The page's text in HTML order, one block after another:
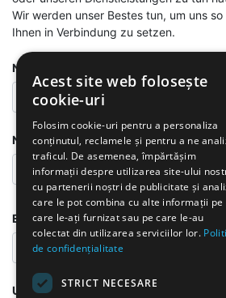
Wir werden unser Bestes tun, um uns
Ihnen in Verbindung zu setzen.
Nume
Numar de telefon
E-Mail *
Unternehmen
Acest site web folosește
cookie-uri
Folosim cookie-uri pentru a personaliza
conținutul, reclamele și pentru a ne
traficul. De asemenea, împărtășim
informații despre utilizarea site-ului
cu partenerii noștri de publicitate și
care le pot combina cu alte informații pe
care le-ați furnizat sau pe care le-au
colectat din utilizarea serviciilor lor.
de confidențialitate
STRICT NECESARE